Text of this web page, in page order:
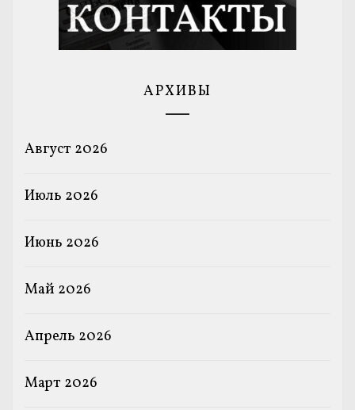
АРХИВЫ
Август 2026
Июль 2026
Июнь 2026
Май 2026
Апрель 2026
Март 2026